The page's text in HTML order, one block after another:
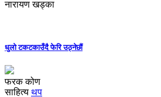
नारायण खड्का
धुलो टकटकाउँदै फेरि उठ्नेछौं
फरक कोण
साहित्य थप